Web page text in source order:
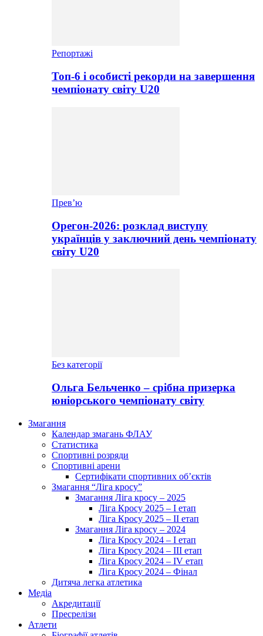
Репортажі
Топ-6 і особисті рекорди на завершення
чемпіонату світу U20
Прев’ю
Орегон-2026: розклад виступу
українців у заключний день чемпіонату
світу U20
Без категорії
Ольга Бельченко – срібна призерка
юніорського чемпіонату світу
Змагання
Календар змагань ФЛАУ
Статистика
Спортивні розряди
Спортивні арени
Сертифікати спортивних об’єктів
Змагання “Ліга кросу”
Змагання Ліга кросу – 2025
Ліга Кросу 2025 – I етап
Ліга Кросу 2025 – II етап
Змагання Ліга кросу – 2024
Ліга Кросу 2024 – I етап
Ліга Кросу 2024 – III етап
Ліга Кросу 2024 – IV етап
Ліга Кросу 2024 – Фінал
Дитяча легка атлетика
Медіа
Акредитації
Пресрелізи
Атлети